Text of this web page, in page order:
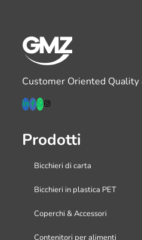
Customer Oriented Quality
Prodotti
Bicchieri di carta
Bicchieri in plastica PET
Coperchi & Accessori
Contenitori per alimenti